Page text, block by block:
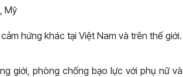
Mỹ
hứng khác tại Việt Nam và trên thế giới.
giới, phòng chống bạo lực với phụ nữ và